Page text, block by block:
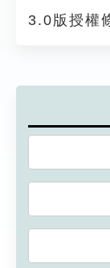
3.0版授權